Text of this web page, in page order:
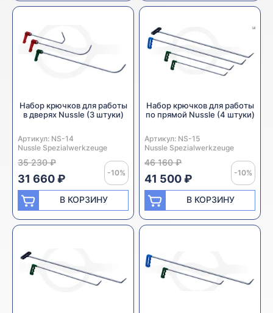
Набор крючков для работы
в дверях Nussle (3 штуки)
Артикул: NS-14
Производитель:
Nussle Spezialwerkzeuge
35 230 ₽
-10%
31 660 ₽
В КОРЗИНУ
Набор крючков для работы
по прямой Nussle (4 штуки)
Артикул: NS-15
Производитель:
Nussle Spezialwerkzeuge
46 160 ₽
-10%
41 500 ₽
В КОРЗИНУ